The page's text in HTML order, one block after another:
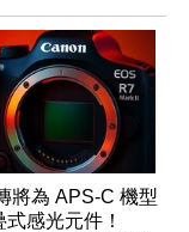
將為 APS-C 機型
感光元件！